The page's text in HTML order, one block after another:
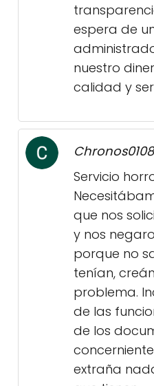
espera de
nuestro
calidad y
Chronos0108
Servicio
que nos
y nos
porque no
tenían,
problema.
de las
de los
extraña